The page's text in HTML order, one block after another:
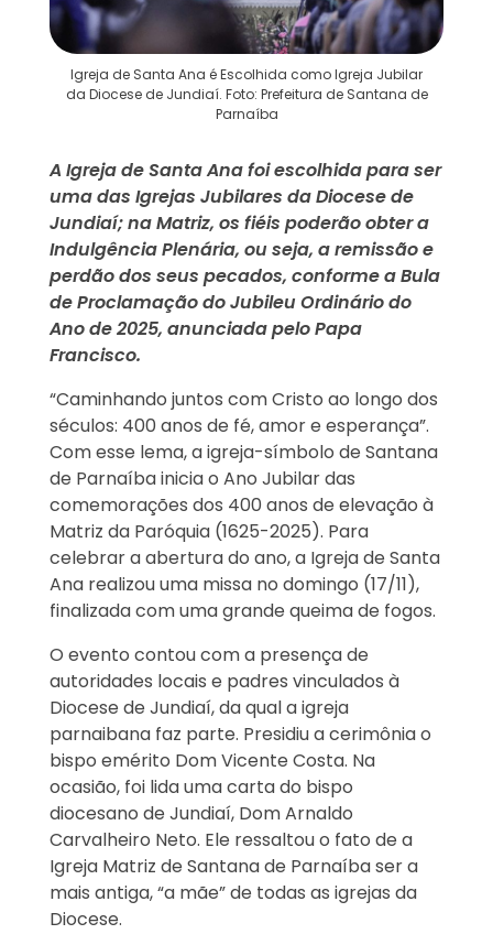
Igreja de Santa Ana é Escolhida como Igreja Jubilar
da Diocese de Jundiaí. Foto: Prefeitura de Santana de
Parnaíba
A Igreja de Santa Ana foi escolhida para ser
uma das Igrejas Jubilares da Diocese de
Jundiaí; na Matriz, os fiéis poderão obter a
Indulgência Plenária, ou seja, a remissão e
perdão dos seus pecados, conforme a Bula
de Proclamação do Jubileu Ordinário do
Ano de 2025, anunciada pelo Papa
Francisco.
“Caminhando juntos com Cristo ao longo dos
séculos: 400 anos de fé, amor e esperança”.
Com esse lema, a igreja-símbolo de Santana
de Parnaíba inicia o Ano Jubilar das
comemorações dos 400 anos de elevação à
Matriz da Paróquia (1625-2025). Para
celebrar a abertura do ano, a Igreja de Santa
Ana realizou uma missa no domingo (17/11),
finalizada com uma grande queima de fogos.
O evento contou com a presença de
autoridades locais e padres vinculados à
Diocese de Jundiaí, da qual a igreja
parnaibana faz parte. Presidiu a cerimônia o
bispo emérito Dom Vicente Costa. Na
ocasião, foi lida uma carta do bispo
diocesano de Jundiaí, Dom Arnaldo
Carvalheiro Neto. Ele ressaltou o fato de a
Igreja Matriz de Santana de Parnaíba ser a
mais antiga, “a mãe” de todas as igrejas da
Diocese.